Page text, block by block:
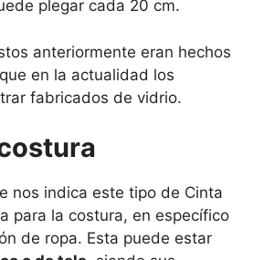
plegar cada 20 cm.
anteriormente eran hechos
en la actualidad los
fabricados de vidrio.
nos indica este tipo de Cinta
para la costura, en específico
de ropa. Esta puede estar